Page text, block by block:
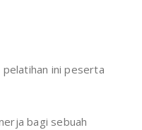
pelatihan ini peserta
bagi sebuah